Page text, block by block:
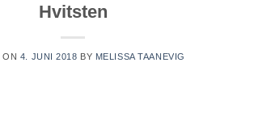
Hvitsten
ON 4. JUNI 2018 BY MELISSA TAANEVIG